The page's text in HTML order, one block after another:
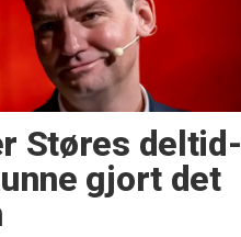
Støres deltid-
gjort det